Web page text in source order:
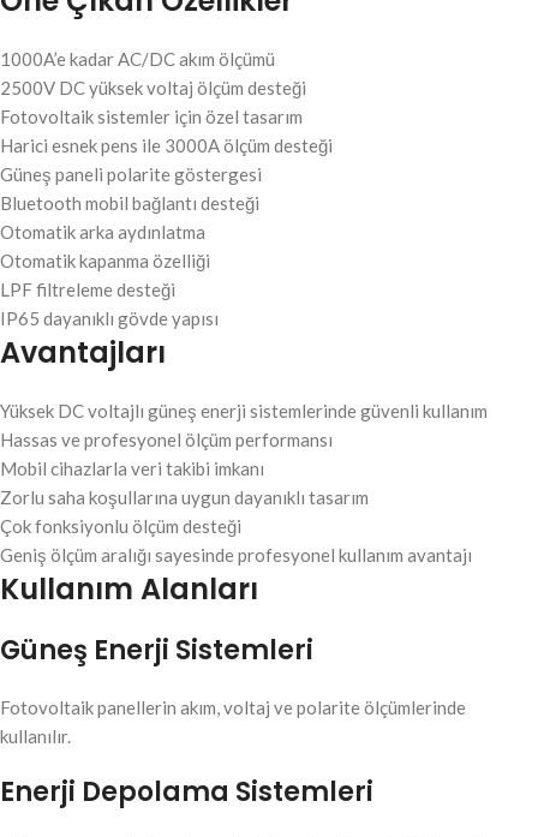
1000A’e kadar AC/DC akım ölçümü
2500V DC yüksek voltaj ölçüm desteği
Fotovoltaik sistemler için özel tasarım
Harici esnek pens ile 3000A ölçüm desteği
Güneş paneli polarite göstergesi
Bluetooth mobil bağlantı desteği
Otomatik arka aydınlatma
Otomatik kapanma özelliği
LPF filtreleme desteği
IP65 dayanıklı gövde yapısı
Avantajları
Yüksek DC voltajlı güneş enerji sistemlerinde güvenli kullanım
Hassas ve profesyonel ölçüm performansı
Mobil cihazlarla veri takibi imkanı
Zorlu saha koşullarına uygun dayanıklı tasarım
Çok fonksiyonlu ölçüm desteği
Geniş ölçüm aralığı sayesinde profesyonel kullanım avantajı
Kullanım Alanları
Güneş Enerji Sistemleri
Fotovoltaik panellerin akım, voltaj ve polarite ölçümlerinde
kullanılır.
Enerji Depolama Sistemleri